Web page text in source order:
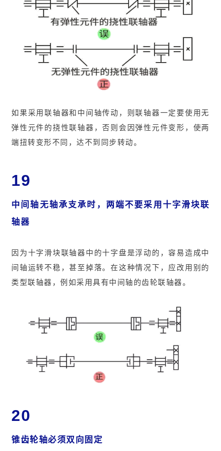
如果采用联轴器和中间轴传动，则联轴器一定要使用无
弹性元件的挠性联轴器，否则会因弹性元件变形，使两
端扭转变形不同，达不到同步转动。
19
中间轴无轴承支承时，两端不要采用十字滑块联
轴器
因为十字滑块联轴器中的十字盘是浮动的，容易造成中
间轴运转不稳，甚至掉落。在这种情况下，应改用别的
类型联轴器，例如采用具有中间轴的齿轮联轴器。
20
锥齿轮轴必须双向固定